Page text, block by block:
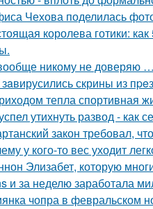
Чехова поделилась
королева готики:
никому не доверяю
скрины из
тепла спортивная
утихнуть развод - как
закон требовал,
у кого-то вес уходит
Элизабет, которую
и за неделю заработала
чопра в февральском